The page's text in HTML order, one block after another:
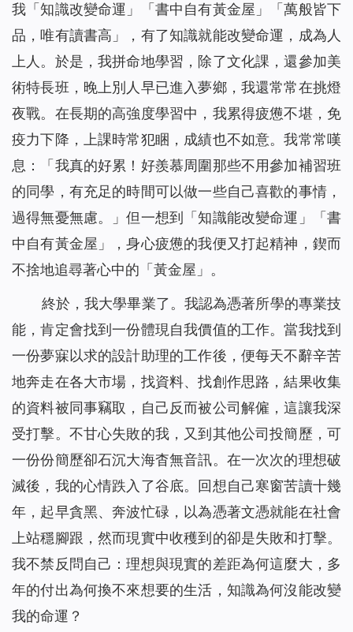
我「知識改變命運」「書中自有黃金屋」「萬般皆下
品，唯有讀書高」，有了知識就能改變命運，成為人
上人。於是，我拼命地學習，除了文化課，還參加美
術特長班，晚上別人早已進入夢鄉，我還常常在挑燈
夜戰。在長期的高強度學習中，我累得疲憊不堪，免
疫力下降，上課時常犯睏，成績也不如意。我常常嘆
息：「我真的好累！好羨慕周圍那些不用參加補習班
的同學，有充足的時間可以做一些自己喜歡的事情，
過得無憂無慮。」但一想到「知識能改變命運」「書
中自有黃金屋」，身心疲憊的我便又打起精神，鍥而
不捨地追尋著心中的「黃金屋」。
終於，我大學畢業了。我認為憑著所學的專業技
能，肯定會找到一份體現自我價值的工作。當我找到
一份夢寐以求的設計助理的工作後，便每天不辭辛苦
地奔走在各大市場，找資料、找創作思路，結果收集
的資料被同事竊取，自己反而被公司解僱，這讓我深
受打擊。不甘心失敗的我，又到其他公司投簡歷，可
一份份簡歷卻石沉大海杳無音訊。在一次次的理想破
滅後，我的心情跌入了谷底。回想自己寒窗苦讀十幾
年，起早貪黑、奔波忙碌，以為憑著文憑就能在社會
上站穩腳跟，然而現實中收穫到的卻是失敗和打擊。
我不禁反問自己：理想與現實的差距為何這麼大，多
年的付出為何換不來想要的生活，知識為何沒能改變
我的命運？